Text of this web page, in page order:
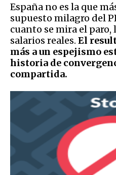
España no es la que
supuesto milagro del
cuanto se mira el
salarios reales. El
más a un espejismo
historia de
compartida.